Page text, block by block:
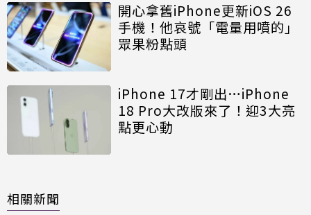
開心拿舊iPhone更新iOS 26
手機！他哀號「電量用噴的」
眾果粉點頭
iPhone 17才剛出…iPhone
18 Pro大改版來了！迎3大亮
點更心動
相關新聞